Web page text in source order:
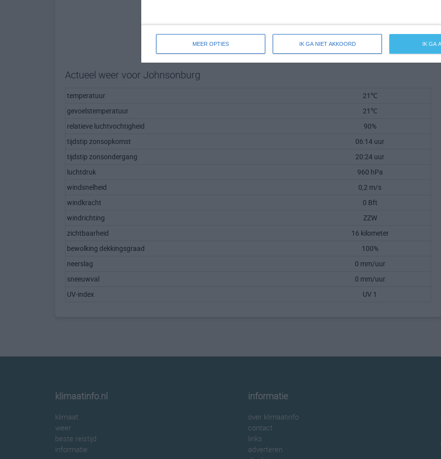
MEER OPTIES IK GA NIET AKKOORD IK GA
Actueel weer voor Johnsonburg
temperatuur
21℃
gevoelstemperatuur
21℃
relatieve luchtvochtigheid
90%
tijdstip zonsopkomst
06:14 uur
tijdstip zonsondergang
20:24 uur
luchtdruk
960 hPa
windsnelheid
0,2 m/s
windkracht
0 Bft
windrichting
ZZW
zichtbaarheid
16 kilometer
bewolking dekkingsgraad
100%
neerslag
0 mm/uur
sneeuwval
0 mm/uur
UV-index
UV 1
klimaatinfo.nl
klimaat
weer
beste reistijd
informatie
informatie
over klimaatinfo
contact
links
adverteren